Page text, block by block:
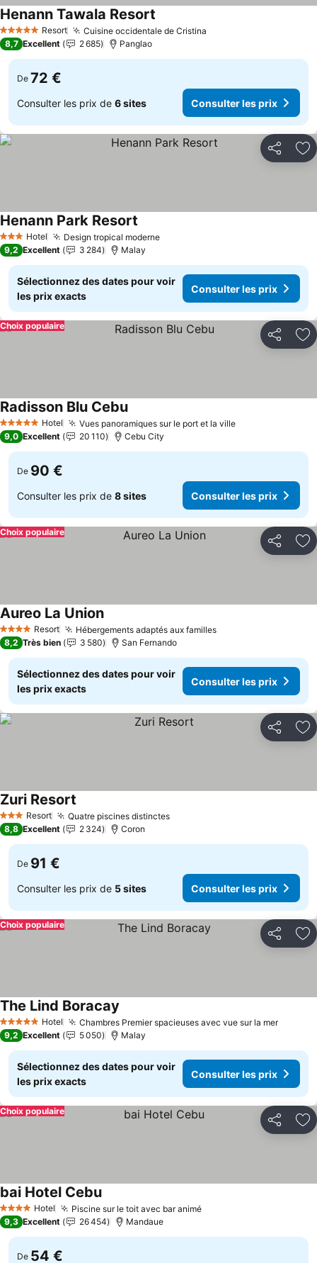
5 Étoiles Resort Cuisine occidentale de Cristina
Henann Tawala Resort
8,7 Excellent 2 685 Panglao
De 72 €
Consulter les prix de 6 sites Consulter les prix
Partager
3 ÉtoilesHotel Design tropical moderneConsulter les prix
Henann Park Resort
9,2 Excellent 3 284 Malay
Sélectionnez des dates pour voir
les prix exacts
Consulter les prix
Partager
Choix populaire
5 Étoiles Hotel Vues panoramiques sur le port et la villeConsulter les
Radisson Blu CebuConsulter les prix
9,0 Excellent 20 110 Cebu City
De 90 €
Consulter les prix de 8 sites Consulter les prix
Partager
Choix populaire
4 Étoiles Resort Hébergements adaptés aux famillesConsulter les prix
Aureo La UnionConsulter les prix
8,2 Très bien 3 580 San Fernando
Sélectionnez des dates pour voir
les prix exacts
Consulter les prix
Partager
3 ÉtoilesResort Quatre piscines distinctesConsulter les prix
Zuri Resort
8,8 Excellent 2 324 Coron
De 91 €
Consulter les prix de 5 sites Consulter les prix
Partager
Choix populaire
5 Étoiles Hotel Chambres Premier spacieuses avec vue sur la mer
The Lind Boracay
9,2 Excellent 5 050 Malay
Sélectionnez des dates pour voir
les prix exacts
Consulter les prix
Partager
Choix populaire
4 Étoiles Hotel Piscine sur le toit avec bar animéConsulter les prix
bai Hotel CebuConsulter les prix
9,3 Excellent 26 454 Mandaue
De 54 €